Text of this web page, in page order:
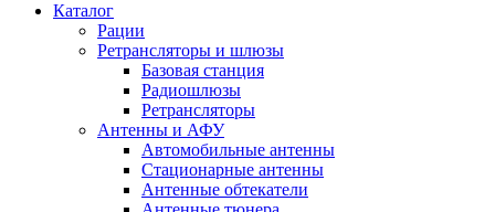
Каталог
Рации
Ретрансляторы и шлюзы
Базовая станция
Радиошлюзы
Ретрансляторы
Антенны и АФУ
Автомобильные антенны
Стационарные антенны
Антенные обтекатели